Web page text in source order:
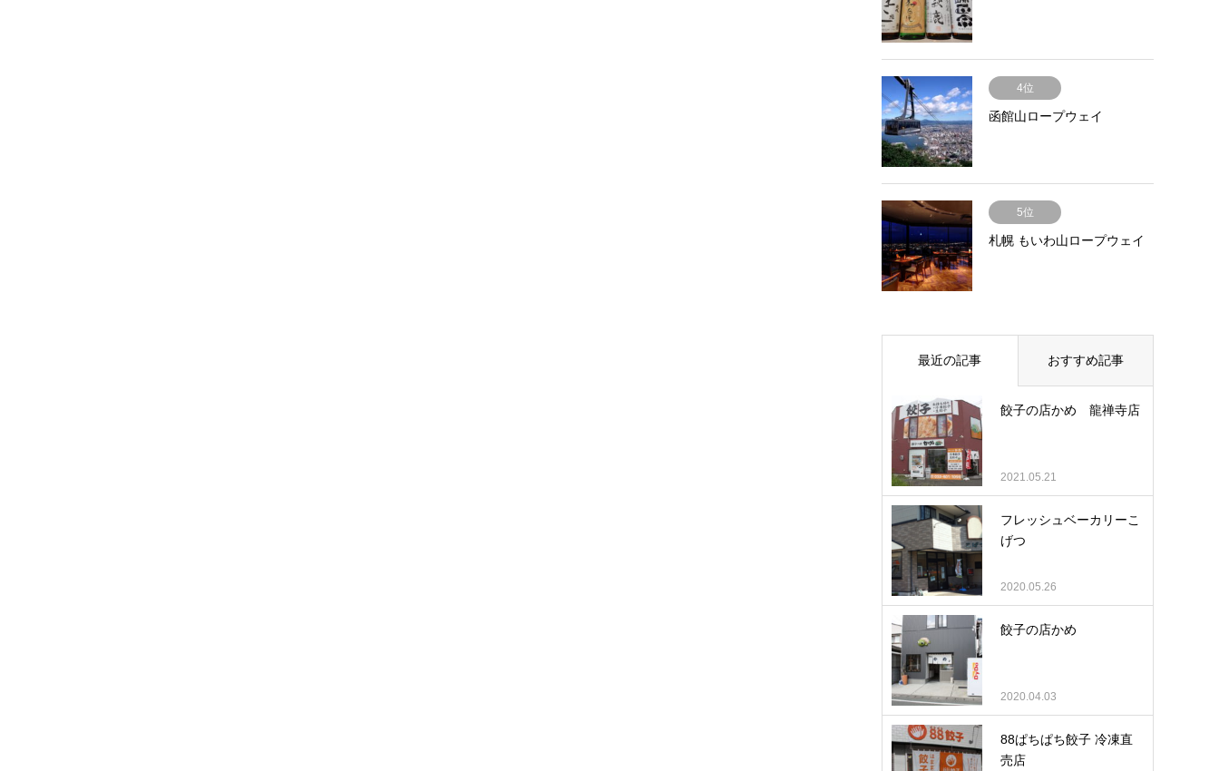
4位
函館山ロープウェイ
5位
札幌 もいわ山ロープウェイ
最近の記事 おすすめ記事
餃子の店かめ 龍禅寺店
2021.05.21
フレッシュベーカリーこ
げつ
2020.05.26
餃子の店かめ
2020.04.03
88ぱちぱち餃子 冷凍直
売店